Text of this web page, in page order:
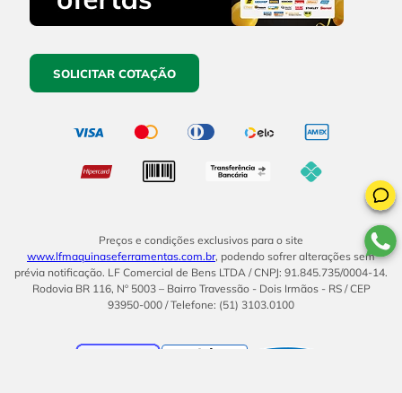
SOLICITAR COTAÇÃO
Preços e condições exclusivos para o site
www.lfmaquinaseferramentas.com.br, podendo sofrer alterações sem
prévia notificação. LF Comercial de Bens LTDA / CNPJ: 91.845.735/0004-14.
Rodovia BR 116, Nº 5003 – Bairro Travessão - Dois Irmãos - RS / CEP
93950-000 / Telefone: (51) 3103.0100